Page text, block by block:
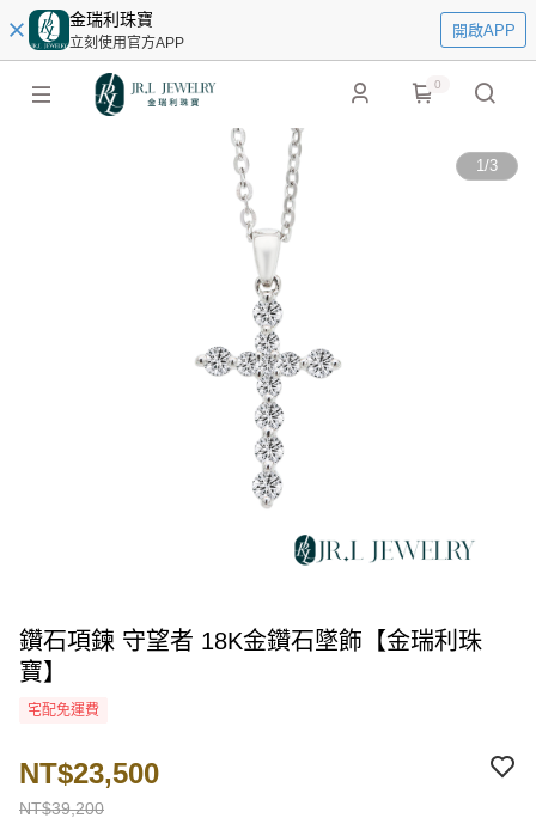
金瑞利珠寶
立刻使用官方APP
開啟APP
0
1/3
鑽石項鍊 守望者 18K金鑽石墜飾【金瑞利珠
寶】
宅配免運費
NT$39,200
NT$23,500